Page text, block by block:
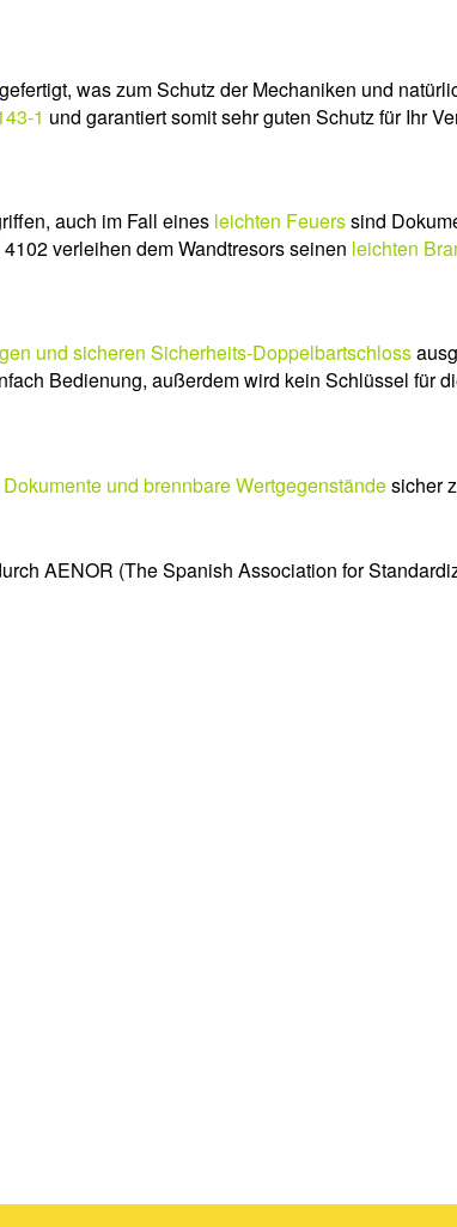
gefertigt, was zum Schutz der Mechaniken und
1 und garantiert somit sehr guten Schutz für Ihr
auch im Fall eines leichten Feuerssind
verleihen dem Wandtresors seinen leichten
und sicheren Sicherheits-Doppelbartschloss
Bedienung, außerdem wird kein Schlüssel für
und brennbare Wertgegenständesicher